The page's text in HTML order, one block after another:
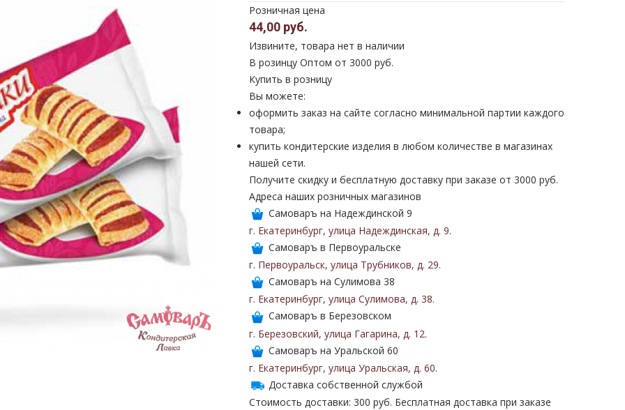
Розничная цена
44,00 руб.
Извините, товара нет в наличии
В розинцу Оптом от 3000 руб.
Купить в розницу
Вы можете:
оформить заказ на сайте согласно минимальной партии каждого
товара;
купить кондитерские изделия в любом количестве в магазинах
нашей сети.
Получите скидку и бесплатную доставку при заказе от 3000 руб.
Адреса наших розничных магазинов
Самоваръ на Надеждинской 9
г. Екатеринбург, улица Надеждинская, д. 9.
Самоваръ в Первоуральске
г. Первоуральск, улица Трубников, д. 29.
Самоваръ на Сулимова 38
г. Екатеринбург, улица Сулимова, д. 38.
Самоваръ в Березовском
г. Березовский, улица Гагарина, д. 12.
Самоваръ на Уральской 60
г. Екатеринбург, улица Уральская, д. 60.
Доставка собственной службой
Стоимость доставки: 300 руб. Бесплатная доставка при заказе